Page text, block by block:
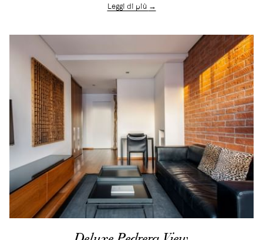
Leggi di più